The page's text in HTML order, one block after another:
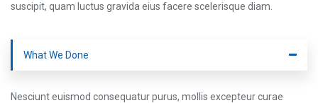
suscipit, quam luctus gravida eius facere scelerisque diam.
What We Done
Nesciunt euismod consequatur purus, mollis excepteur curae